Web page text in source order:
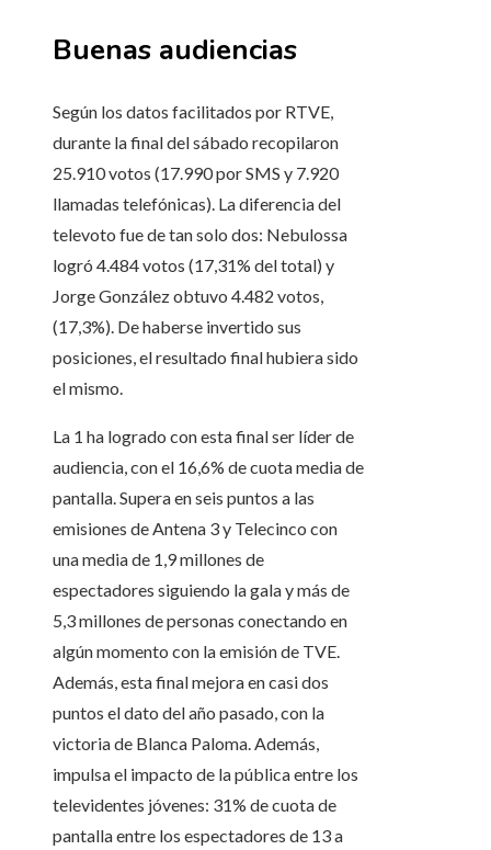
Buenas audiencias
Según los datos facilitados por RTVE,
durante la final del sábado recopilaron
25.910 votos (17.990 por SMS y 7.920
llamadas telefónicas). La diferencia del
televoto fue de tan solo dos: Nebulossa
logró 4.484 votos (17,31% del total) y
Jorge González obtuvo 4.482 votos,
(17,3%). De haberse invertido sus
posiciones, el resultado final hubiera sido
el mismo.
La 1 ha logrado con esta final ser líder de
audiencia, con el 16,6% de cuota media de
pantalla. Supera en seis puntos a las
emisiones de Antena 3 y Telecinco con
una media de 1,9 millones de
espectadores siguiendo la gala y más de
5,3 millones de personas conectando en
algún momento con la emisión de TVE.
Además, esta final mejora en casi dos
puntos el dato del año pasado, con la
victoria de Blanca Paloma. Además,
impulsa el impacto de la pública entre los
televidentes jóvenes: 31% de cuota de
pantalla entre los espectadores de 13 a